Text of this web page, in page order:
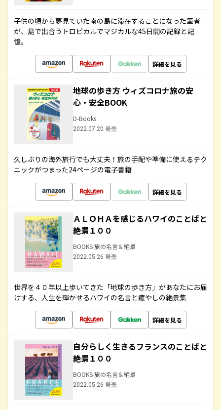
子供の頃から夢見ていた南の島に滞在することになった筆者
が、島で出合うトロピカルでマジカルな45日間の記録と記
憶。
詳細を見る
地球の歩き方 ウィズコロナ旅の安
心・安全BOOK
D-Books
2022.07.20 発売
久しぶりの海外旅行でも大丈夫！旅の手配や準備に使えるテク
ニックがつまった24ページの電子書籍
詳細を見る
ＡＬＯＨＡを感じるハワイのことばと
絶景１００
BOOKS 旅の名言＆絶景
2022.05.26 発売
世界を４０年以上歩いてきた「地球の歩き方」があなたにお届
けする、人生を輝かせるハワイの名言と癒やしの絶景集
詳細を見る
自分らしく生きるフランスのことばと
絶景１００
BOOKS 旅の名言＆絶景
2022.05.26 発売